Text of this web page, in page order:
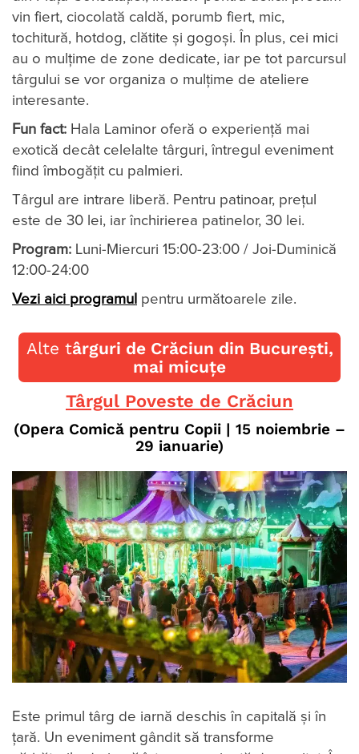
vin fiert, ciocolată caldă, porumb fiert, mic,
tochitură, hotdog, clătite și gogoși. În plus, cei mici
au o mulțime de zone dedicate, iar pe tot parcursul
târgului se vor organiza o mulțime de ateliere
interesante.
Fun fact: Hala Laminor oferă o experiență mai
exotică decât celelalte târguri, întregul eveniment
fiind îmbogățit cu palmieri.
Târgul are intrare liberă. Pentru patinoar, prețul
este de 30 lei, iar închirierea patinelor, 30 lei.
Program: Luni-Miercuri 15:00-23:00 / Joi-Duminică
12:00-24:00
Vezi aici programul pentru următoarele zile.
Alte târguri de Crăciun din București,
mai micuțe
Târgul Poveste de Crăciun
(Opera Comică pentru Copii | 15 noiembrie –
29 ianuarie)
Este primul târg de iarnă deschis în capitală și în
țară. Un eveniment gândit să transforme